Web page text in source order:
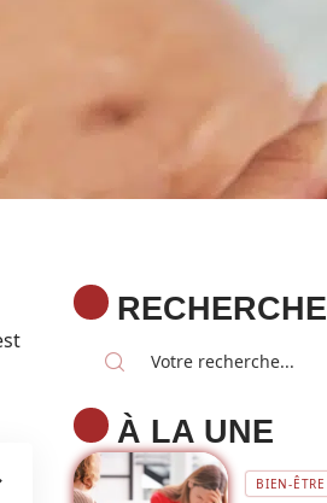
RECHERCHE
À LA UNE
BIEN-ÊTRE